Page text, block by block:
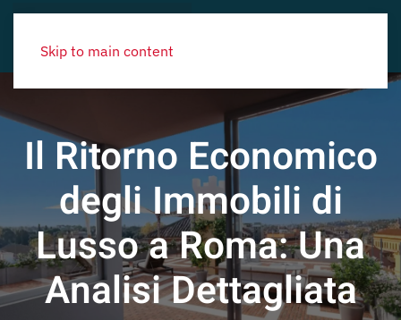
Skip to main content
Il Ritorno Economico
degli Immobili di
Lusso a Roma: Una
Analisi Dettagliata